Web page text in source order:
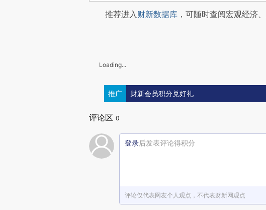
推荐进入财新数据库 ，可随时查阅宏观经济
Loading...
推广 财新会员积分兑好礼
评论区 0
登录后发表评论得积分
评论仅代表网友个人观点，不代表财新网观点